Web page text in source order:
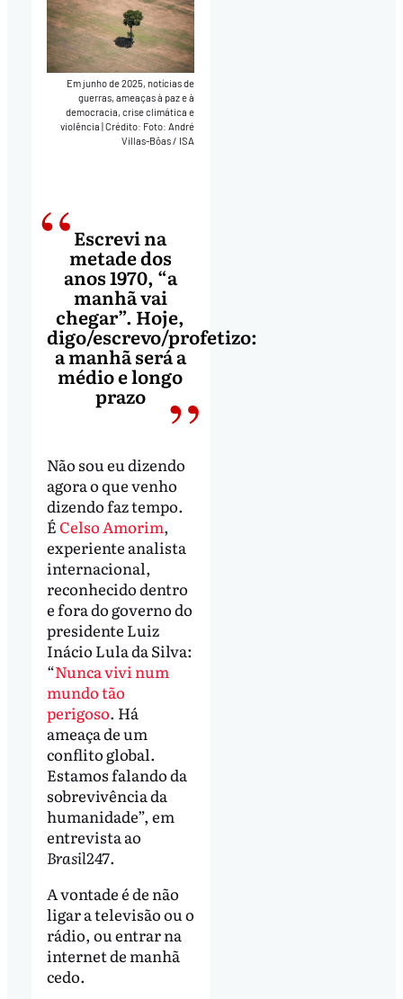
Em junho de 2025, notícias de
guerras, ameaças à paz e à
democracia, crise climática e
violência Crédito: Foto: André
Villas-Bôas / ISA
Escrevi na
metade dos
anos 1970, “a
manhã vai
chegar”. Hoje,
digo/escrevo/profetizo:
a manhã será a
médio e longo
prazo
Não sou eu dizendo
agora o que venho
dizendo faz tempo.
ÉCelso Amorim,
experiente analista
internacional,
reconhecido dentro
e fora do governo do
presidente Luiz
Inácio Lula da Silva:
“Nunca vivi num
mundo tão
perigoso. Há
ameaça de um
conflito global.
Estamos falando da
sobrevivência da
humanidade”, em
entrevista ao
Brasil247.
A vontade é de não
ligar a televisão ou o
rádio, ou entrar na
internet de manhã
cedo.